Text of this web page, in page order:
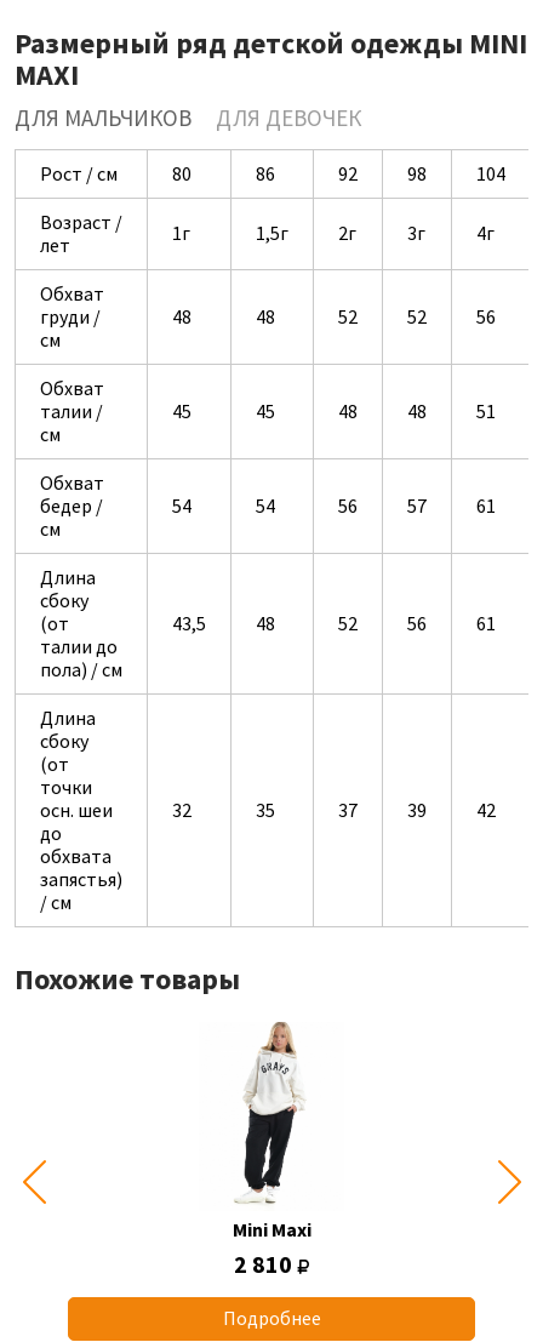
Размерный ряд детской одежды MINI
MAXI
ДЛЯ МАЛЬЧИКОВ ДЛЯ ДЕВОЧЕК
Рост / см 80 86 92 98
104
Возраст /
лет
1г 1,5г 2г 3г 4г
Обхват
груди /
см
48 48 52 52 56
Обхват
талии /
см
45 45 48 48 51
Обхват
бедер /
см
54 54 56 57 61
Длина
сбоку
(от
талии до
пола) / см
43,5 48 52 56 61
Длина
сбоку
(от
точки
осн. шеи
до
обхвата
запястья)
/ см
32 35 37 39 42
Похожие товары
Mini Maxi
2 810
Подробнее